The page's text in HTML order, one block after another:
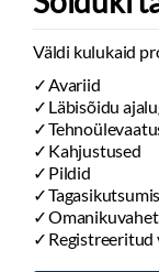
Väldi kulukaid
Avariid
Läbisõidu
Kahjustused
Pildid
Registreeritud